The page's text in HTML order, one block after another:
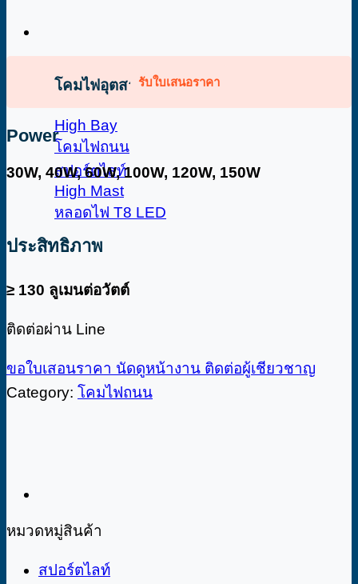
โคมไฟอุตสาหกรรม
High Bay
โคมไฟถนน
สปอร์ตไลท์
High Mast
หลอดไฟ T8 LED
รับใบเสนอราคา
Power
30W, 40W, 60W, 100W, 120W, 150W
ประสิทธิภาพ
≥ 130 ลูเมนต่อวัตต์
ติดต่อผ่าน Line
ขอใบเสอนราคา นัดดูหน้างาน ติดต่อผู้เชียวชาญ
Category: โคมไฟถนน
หมวดหมู่สินค้า
สปอร์ตไลท์